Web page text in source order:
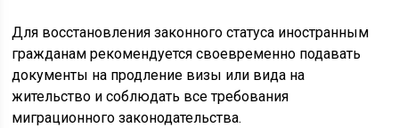
Для восстановления законного статуса иностранным
гражданам рекомендуется своевременно подавать
документы на продление визы или вида на
жительство и соблюдать все требования
миграционного законодательства.